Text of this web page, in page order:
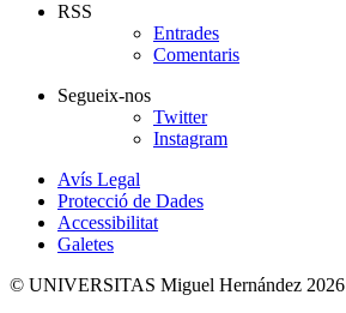
RSS
Entrades
Comentaris
Segueix-nos
Twitter
Instagram
Avís Legal
Protecció de Dades
Accessibilitat
Galetes
© UNIVERSITAS Miguel Hernández 2026